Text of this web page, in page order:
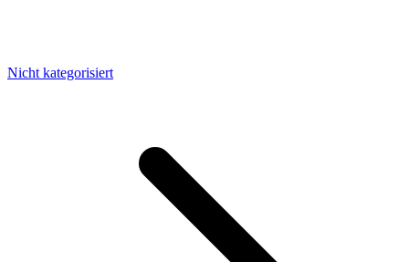
Nicht kategorisiert